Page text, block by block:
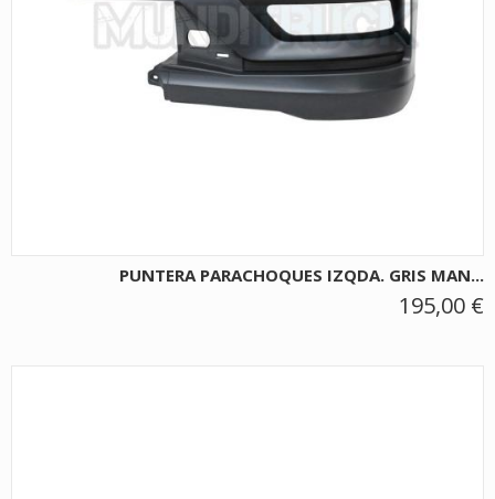
PUNTERA PARACHOQUES IZQDA. GRIS MAN...
195,00 €